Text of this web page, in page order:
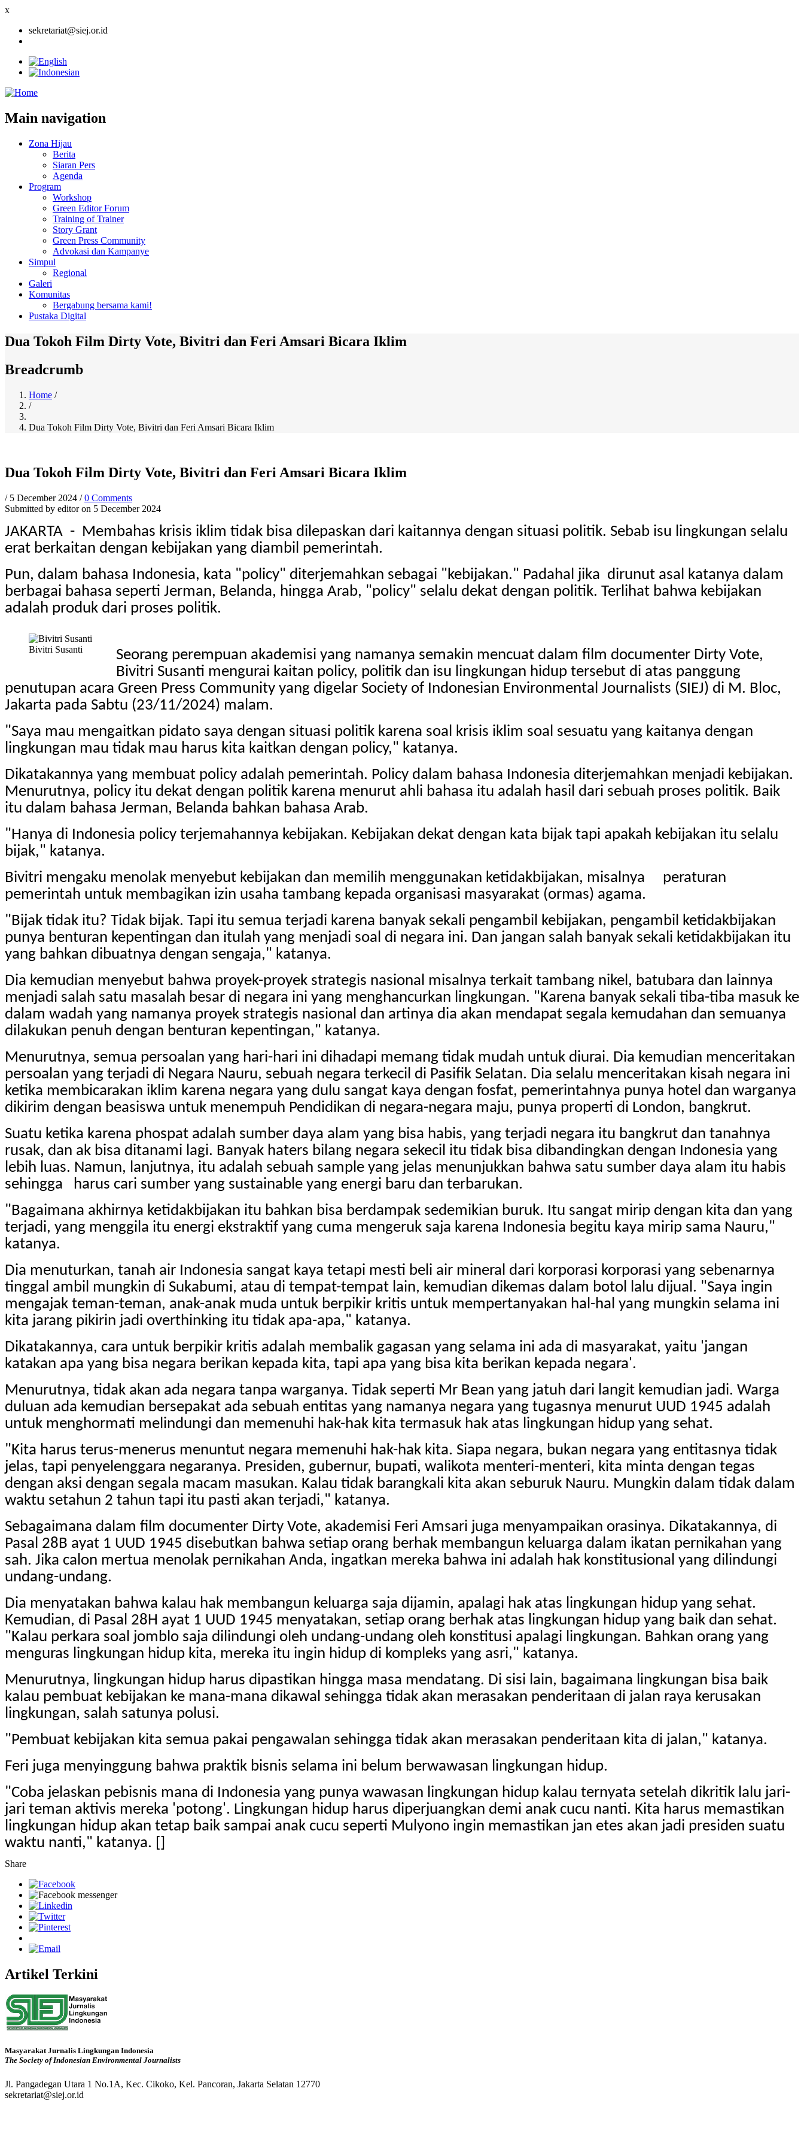
x
sekretariat@siej.or.id
Main navigation
Zona Hijau
Berita
Siaran Pers
Agenda
Program
Workshop
Green Editor Forum
Training of Trainer
Story Grant
Green Press Community
Advokasi dan Kampanye
Simpul
Regional
Galeri
Komunitas
Bergabung bersama kami!
Pustaka Digital
Dua Tokoh Film Dirty Vote, Bivitri dan Feri Amsari Bicara Iklim
Breadcrumb
Home /
/
Dua Tokoh Film Dirty Vote, Bivitri dan Feri Amsari Bicara Iklim
Dua Tokoh Film Dirty Vote, Bivitri dan Feri Amsari Bicara Iklim
/ 5 December 2024 /0 Comments
Submitted by editoron 5 December 2024
JAKARTA - Membahas krisis iklim tidak bisa dilepaskan dari kaitannya dengan situasi politik. Sebab isu lingkungan selalu
erat berkaitan dengan kebijakan yang diambil pemerintah.
Pun, dalam bahasa Indonesia, kata "policy" diterjemahkan sebagai "kebijakan." Padahal jika dirunut asal katanya dalam
berbagai bahasa seperti Jerman, Belanda, hingga Arab, "policy" selalu dekat dengan politik. Terlihat bahwa kebijakan
adalah produk dari proses politik.
Bivitri Susanti
Seorang perempuan akademisi yang namanya semakin mencuat dalam film documenter Dirty Vote,
Bivitri Susanti mengurai kaitan policy, politik dan isu lingkungan hidup tersebut di atas panggung
penutupan acara Green Press Community yang digelar Society of Indonesian Environmental Journalists (SIEJ) di M. Bloc,
Jakarta pada Sabtu (23/11/2024) malam.
"Saya mau mengaitkan pidato saya dengan situasi politik karena soal krisis iklim soal sesuatu yang kaitanya dengan
lingkungan mau tidak mau harus kita kaitkan dengan policy," katanya.
Dikatakannya yang membuat policy adalah pemerintah. Policy dalam bahasa Indonesia diterjemahkan menjadi kebijakan.
Menurutnya, policy itu dekat dengan politik karena menurut ahli bahasa itu adalah hasil dari sebuah proses politik. Baik
itu dalam bahasa Jerman, Belanda bahkan bahasa Arab.
"Hanya di Indonesia policy terjemahannya kebijakan. Kebijakan dekat dengan kata bijak tapi apakah kebijakan itu selalu
bijak," katanya.
Bivitri mengaku menolak menyebut kebijakan dan memilih menggunakan ketidakbijakan, misalnya peraturan
pemerintah untuk membagikan izin usaha tambang kepada organisasi masyarakat (ormas) agama.
"Bijak tidak itu? Tidak bijak. Tapi itu semua terjadi karena banyak sekali pengambil kebijakan, pengambil ketidakbijakan
punya benturan kepentingan dan itulah yang menjadi soal di negara ini. Dan jangan salah banyak sekali ketidakbijakan itu
yang bahkan dibuatnya dengan sengaja," katanya.
Dia kemudian menyebut bahwa proyek-proyek strategis nasional misalnya terkait tambang nikel, batubara dan lainnya
menjadi salah satu masalah besar di negara ini yang menghancurkan lingkungan. "Karena banyak sekali tiba-tiba masuk ke
dalam wadah yang namanya proyek strategis nasional dan artinya dia akan mendapat segala kemudahan dan semuanya
dilakukan penuh dengan benturan kepentingan," katanya.
Menurutnya, semua persoalan yang hari-hari ini dihadapi memang tidak mudah untuk diurai. Dia kemudian menceritakan
persoalan yang terjadi di Negara Nauru, sebuah negara terkecil di Pasifik Selatan. Dia selalu menceritakan kisah negara ini
ketika membicarakan iklim karena negara yang dulu sangat kaya dengan fosfat, pemerintahnya punya hotel dan warganya
dikirim dengan beasiswa untuk menempuh Pendidikan di negara-negara maju, punya properti di London, bangkrut.
Suatu ketika karena phospat adalah sumber daya alam yang bisa habis, yang terjadi negara itu bangkrut dan tanahnya
rusak, dan ak bisa ditanami lagi. Banyak haters bilang negara sekecil itu tidak bisa dibandingkan dengan Indonesia yang
lebih luas. Namun, lanjutnya, itu adalah sebuah sample yang jelas menunjukkan bahwa satu sumber daya alam itu habis
sehingga harus cari sumber yang sustainable yang energi baru dan terbarukan.
"Bagaimana akhirnya ketidakbijakan itu bahkan bisa berdampak sedemikian buruk. Itu sangat mirip dengan kita dan yang
terjadi, yang menggila itu energi ekstraktif yang cuma mengeruk saja karena Indonesia begitu kaya mirip sama Nauru,"
katanya.
Dia menuturkan, tanah air Indonesia sangat kaya tetapi mesti beli air mineral dari korporasi korporasi yang sebenarnya
tinggal ambil mungkin di Sukabumi, atau di tempat-tempat lain, kemudian dikemas dalam botol lalu dijual. "Saya ingin
mengajak teman-teman, anak-anak muda untuk berpikir kritis untuk mempertanyakan hal-hal yang mungkin selama ini
kita jarang pikirin jadi overthinking itu tidak apa-apa," katanya.
Dikatakannya, cara untuk berpikir kritis adalah membalik gagasan yang selama ini ada di masyarakat, yaitu 'jangan
katakan apa yang bisa negara berikan kepada kita, tapi apa yang bisa kita berikan kepada negara'.
Menurutnya, tidak akan ada negara tanpa warganya. Tidak seperti Mr Bean yang jatuh dari langit kemudian jadi. Warga
duluan ada kemudian bersepakat ada sebuah entitas yang namanya negara yang tugasnya menurut UUD 1945 adalah
untuk menghormati melindungi dan memenuhi hak-hak kita termasuk hak atas lingkungan hidup yang sehat.
"Kita harus terus-menerus menuntut negara memenuhi hak-hak kita. Siapa negara, bukan negara yang entitasnya tidak
jelas, tapi penyelenggara negaranya. Presiden, gubernur, bupati, walikota menteri-menteri, kita minta dengan tegas
dengan aksi dengan segala macam masukan. Kalau tidak barangkali kita akan seburuk Nauru. Mungkin dalam tidak dalam
waktu setahun 2 tahun tapi itu pasti akan terjadi," katanya.
Sebagaimana dalam film documenter Dirty Vote, akademisi Feri Amsari juga menyampaikan orasinya. Dikatakannya, di
Pasal 28B ayat 1 UUD 1945 disebutkan bahwa setiap orang berhak membangun keluarga dalam ikatan pernikahan yang
sah. Jika calon mertua menolak pernikahan Anda, ingatkan mereka bahwa ini adalah hak konstitusional yang dilindungi
undang-undang.
Dia menyatakan bahwa kalau hak membangun keluarga saja dijamin, apalagi hak atas lingkungan hidup yang sehat.
Kemudian, di Pasal 28H ayat 1 UUD 1945 menyatakan, setiap orang berhak atas lingkungan hidup yang baik dan sehat.
"Kalau perkara soal jomblo saja dilindungi oleh undang-undang oleh konstitusi apalagi lingkungan. Bahkan orang yang
menguras lingkungan hidup kita, mereka itu ingin hidup di kompleks yang asri," katanya.
Menurutnya, lingkungan hidup harus dipastikan hingga masa mendatang. Di sisi lain, bagaimana lingkungan bisa baik
kalau pembuat kebijakan ke mana-mana dikawal sehingga tidak akan merasakan penderitaan di jalan raya kerusakan
lingkungan, salah satunya polusi.
"Pembuat kebijakan kita semua pakai pengawalan sehingga tidak akan merasakan penderitaan kita di jalan," katanya.
Feri juga menyinggung bahwa praktik bisnis selama ini belum berwawasan lingkungan hidup.
"Coba jelaskan pebisnis mana di Indonesia yang punya wawasan lingkungan hidup kalau ternyata setelah dikritik lalu jari-
jari teman aktivis mereka 'potong'. Lingkungan hidup harus diperjuangkan demi anak cucu nanti. Kita harus memastikan
lingkungan hidup akan tetap baik sampai anak cucu seperti Mulyono ingin memastikan jan etes akan jadi presiden suatu
waktu nanti," katanya. []
Share
Artikel Terkini
Masyarakat Jurnalis Lingkungan Indonesia
The Society of Indonesian Environmental Journalists
Jl. Pangadegan Utara 1 No.1A, Kec. Cikoko, Kel. Pancoran, Jakarta Selatan 12770
sekretariat@siej.or.id